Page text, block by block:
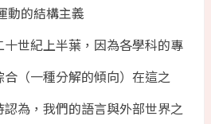
動的結構主義
世紀上半葉，因為各學科的專
（一種分解的傾向）在這之
為，我們的語言與外部世界之